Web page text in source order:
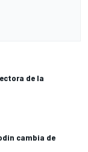
de la
cambia de